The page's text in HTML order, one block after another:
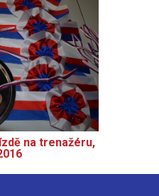
na trenažéru,